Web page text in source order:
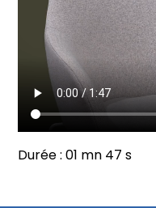
Durée : 01 mn 47 s